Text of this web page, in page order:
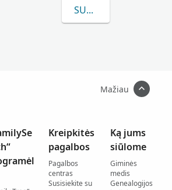
SUŽINOKITE
Mažiau
Kreipkitės
pagalbos
Pagalbos
centras
Susisiekite su
Ką jums
siūlome
Giminės
medis
Genealogijos